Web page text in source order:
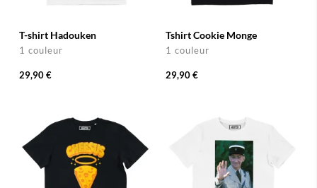
T-shirt Hadouken
1 couleur
29,90 €
Tshirt Cookie Monge
1 couleur
29,90 €